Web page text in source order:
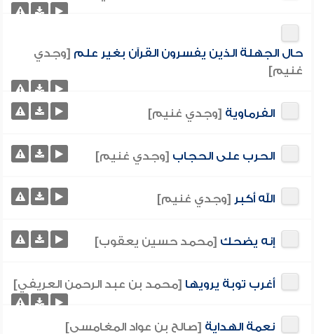
حال الجهلة الذين يفسرون القرآن بغير علم [وجدي
غنيم]
الفرماوية [وجدي غنيم]
الحرب على الحجاب [وجدي غنيم]
الله أكبر [وجدي غنيم]
إنه يضحك [محمد حسين يعقوب]
أغرب توبة يرويها [محمد بن عبد الرحمن العريفي]
نعمة الهداية [صالح بن عواد المغامسي]